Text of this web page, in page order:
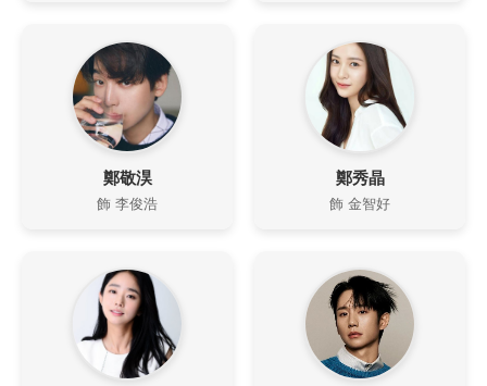
鄭敬淏
飾 李俊浩
鄭秀晶
飾 金智好